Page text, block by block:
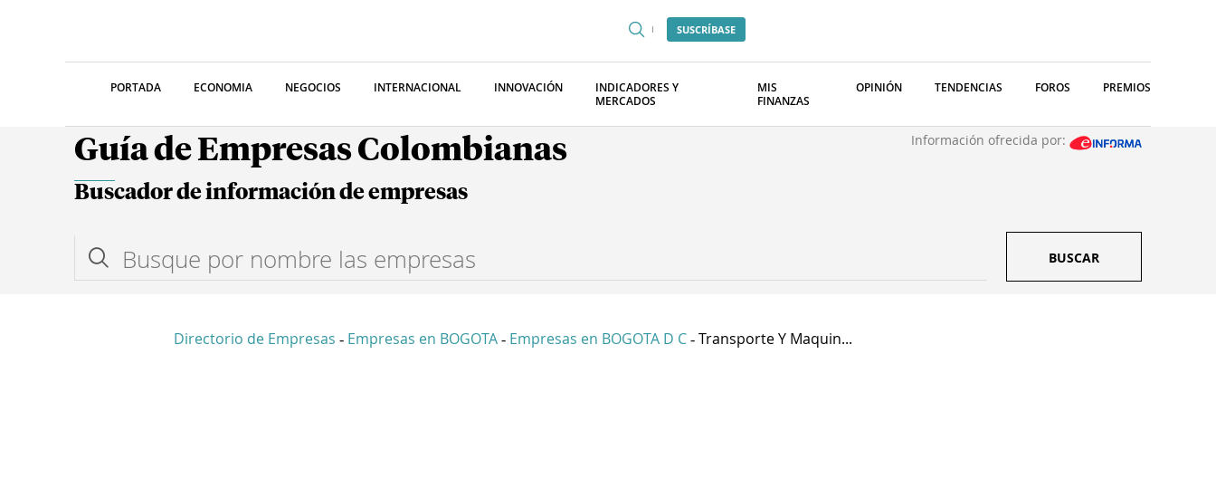
SUSCRÍBASE
PORTADA ECONOMIA NEGOCIOS INTERNACIONAL INNOVACIÓN
INDICADORES Y
MERCADOS
MIS
FINANZAS
OPINIÓN TENDENCIAS FOROS PREMIOS
Guía de Empresas Colombianas Información ofrecida por:
Buscador de información de empresas
BUSCAR
Directorio de Empresas - Empresas en BOGOTA - Empresas en BOGOTA D C - Transporte Y Maquin...